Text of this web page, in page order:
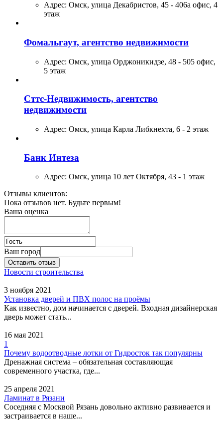
Адрес: Омск, улица Декабристов, 45 - 406а офис, 4
этаж
Фомальгаут, агентство недвижимости
Адрес: Омск, улица Орджоникидзе, 48 - 505 офис,
5 этаж
Сттс-Недвижимость, агентство
недвижимости
Адрес: Омск, улица Карла Либкнехта, 6 - 2 этаж
Банк Интеза
Адрес: Омск, улица 10 лет Октября, 43 - 1 этаж
Отзывы клиентов:
Пока отзывов нет. Будьте первым!
Ваша оценка
Ваш город
Оставить отзыв
Новости строительства
3 ноября 2021
Установка дверей и ПВХ полос на проёмы
Как известно, дом начинается с дверей. Входная дизайнерская
дверь может стать...
16 мая 2021
1
Почему водоотводные лотки от Гидросток так популярны
Дренажная система – обязательная составляющая
современного участка, где...
25 апреля 2021
Ламинат в Рязани
Соседняя с Москвой Рязань довольно активно развивается и
застраивается в наше...